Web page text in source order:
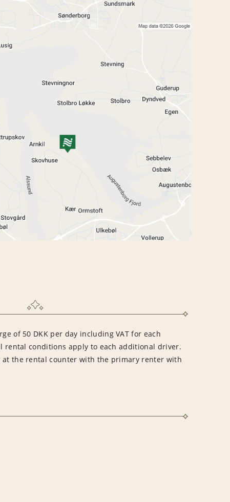
of 50 DKK per day including VAT for each
rental conditions apply to each additional driver.
the rental counter with the primary renter with